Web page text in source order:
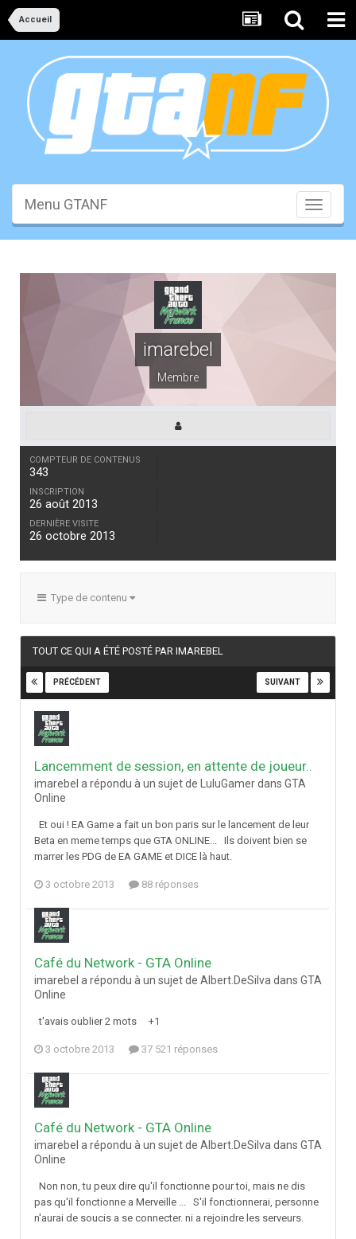
Accueil
Toggle
Menu GTANF
imarebel
Membre
COMPTEUR DE CONTENUS
343
INSCRIPTION
26 août 2013
DERNIÈRE VISITE
26 octobre 2013
Type de contenu
TOUT CE QUI A ÉTÉ POSTÉ PAR IMAREBEL
PRÉCÉDENT SUIVANT
Lancemment de session, en attente de joueur..
imarebel a répondu à un sujet de LuluGamer dans GTA
Online
Et oui ! EA Game a fait un bon paris sur le lancement de leur
Beta en meme temps que GTA ONLINE... Ils doivent bien se
marrer les PDG de EA GAME et DICE là haut.
3 octobre 2013 88 réponses
Café du Network - GTA Online
imarebel a répondu à un sujet de Albert.DeSilva dans GTA
Online
t'avais oublier 2 mots +1
3 octobre 2013 37 521 réponses
Café du Network - GTA Online
imarebel a répondu à un sujet de Albert.DeSilva dans GTA
Online
Non non, tu peux dire qu'il fonctionne pour toi, mais ne dis
pas qu'il fonctionne a Merveille ... S'il fonctionnerai, personne
n'aurai de soucis a se connecter. ni a rejoindre les serveurs.